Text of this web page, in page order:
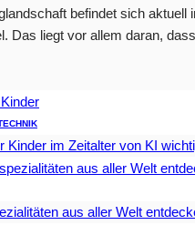
befindet sich aktuell
Das liegt vor allem daran,
Kinder im Zeitalter von KI
aus aller Welt